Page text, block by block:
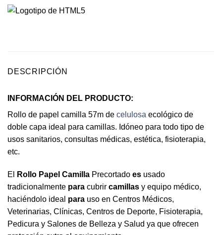
DESCRIPCIÓN
INFORMACIÓN DEL PRODUCTO:
Rollo de papel camilla 57m de celulosa ecológico de
doble capa ideal para camillas. Idóneo para todo tipo de
usos sanitarios, consultas médicas, estética, fisioterapia,
etc.
El Rollo Papel Camilla Precortado es usado
tradicionalmente para cubrir camillas y equipo médico,
haciéndolo ideal para uso en Centros Médicos,
Veterinarias, Clínicas, Centros de Deporte, Fisioterapia,
Pedicura y Salones de Belleza y Salud ya que ofrecen